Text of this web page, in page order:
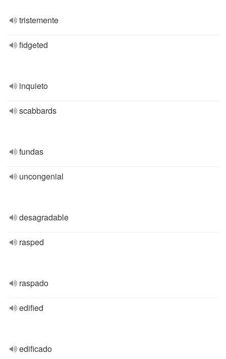
tristemente
fidgeted
inquieto
scabbards
fundas
uncongenial
desagradable
rasped
raspado
edified
edificado